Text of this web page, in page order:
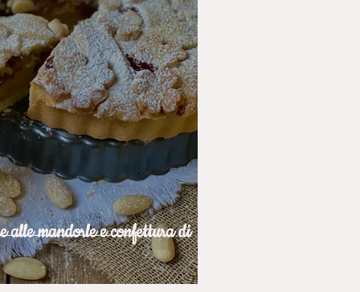
alle mandorle e confettura di